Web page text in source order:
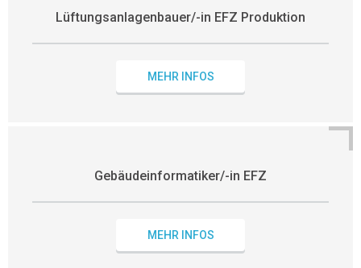
Lüftungsanlagenbauer/-in EFZ Produktion
MEHR INFOS
Gebäudeinformatiker/-in EFZ
MEHR INFOS